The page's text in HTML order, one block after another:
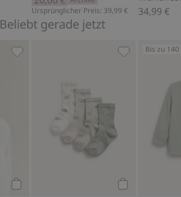
Ursprünglicher Preis: 39,99 €
34,99 €
Beliebt gerade jetzt
Bis zu 140